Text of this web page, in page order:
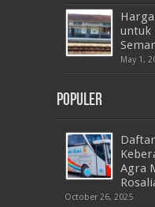
untuk
May 1,
Populer
Agra
October 26, 2025